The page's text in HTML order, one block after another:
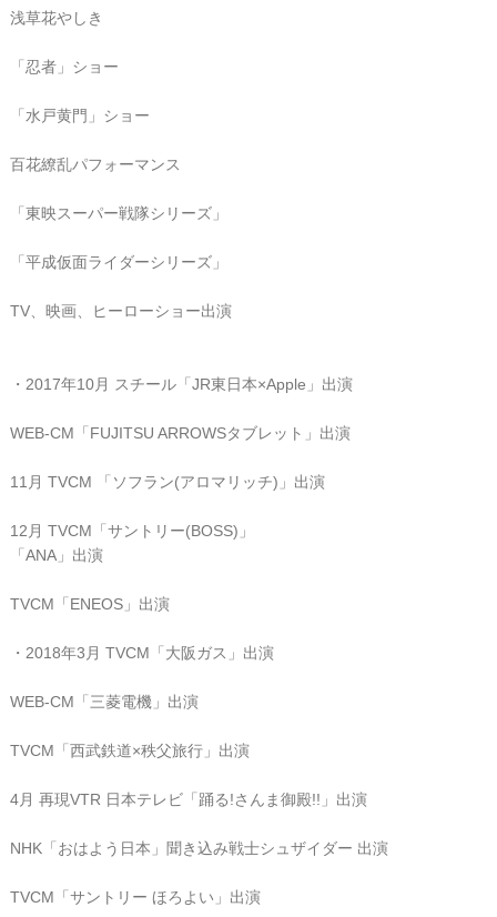
浅草花やしき
「忍者」ショー
「水戸黄門」ショー
百花繚乱パフォーマンス
「東映スーパー戦隊シリーズ」
「平成仮面ライダーシリーズ」
TV、映画、ヒーローショー出演
・2017年10月 スチール「JR東日本×Apple」出演
WEB-CM「FUJITSU ARROWSタブレット」出演
11月 TVCM 「ソフラン(アロマリッチ)」出演
12月 TVCM「サントリー(BOSS)」
「ANA」出演
TVCM「ENEOS」出演
・2018年3月 TVCM「大阪ガス」出演
WEB-CM「三菱電機」出演
TVCM「西武鉄道×秩父旅行」出演
4月 再現VTR 日本テレビ「踊る!さんま御殿!!」出演
NHK「おはよう日本」聞き込み戦士シュザイダー 出演
TVCM「サントリー ほろよい」出演